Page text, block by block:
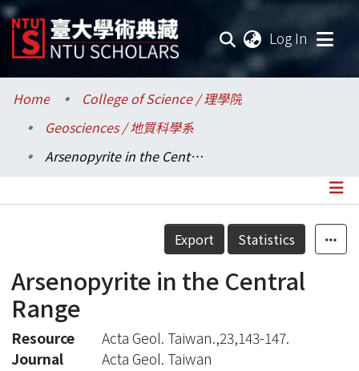
Log In
Communities & Collections
Research Outputs
Statistics
Home
College of Science / 理學院
Geosciences / 地質科學系
Arsenopyrite in the Central Range
Details
Export Statistics
Arsenopyrite in the Central
Range
Resource
Acta Geol. Taiwan.,23,143-147.
Journal
Acta Geol. Taiwan